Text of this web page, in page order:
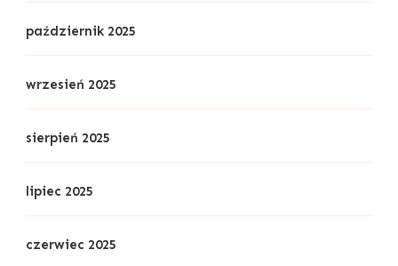
październik 2025
wrzesień 2025
sierpień 2025
lipiec 2025
czerwiec 2025